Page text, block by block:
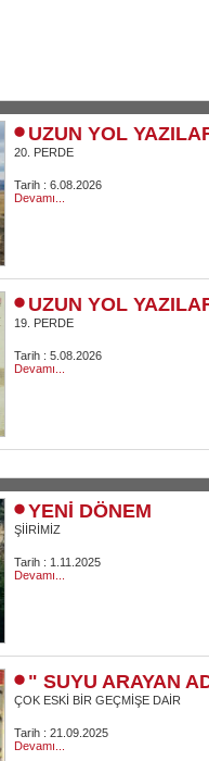
UZUN YOL
20. PERDE
Tarih : 6.08.2026
Devamı...
UZUN YOL
19. PERDE
Tarih : 5.08.2026
Devamı...
YENİ DÖNEM
ŞİİRİMİZ
Tarih : 1.11.2025
Devamı...
" SUYU ARAYAN
ÇOK ESKİ BİR GEÇMİŞE DAİR
Tarih : 21.09.2025
Devamı...